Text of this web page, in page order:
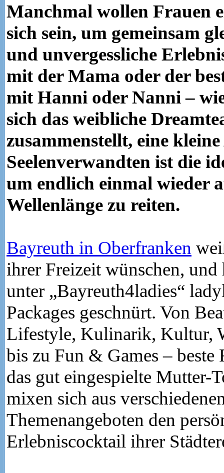
Manchmal wollen Frauen
sich sein, um gemeinsam
und unvergessliche
mit der Mama oder der
mit Hanni oder Nanni –
sich das weibliche
zusammenstellt, eine
Seelenverwandten ist die
um endlich einmal wieder
Wellenlänge zu reiten.
Bayreuth in Oberfranken
ihrer Freizeit wünschen, und
unter „Bayreuth4ladies“
Packages geschnürt. Von
Lifestyle, Kulinarik, Kultur,
bis zu Fun & Games – beste
das gut eingespielte Mutter-
mixen sich aus
Themenangeboten den
Erlebniscocktail ihrer